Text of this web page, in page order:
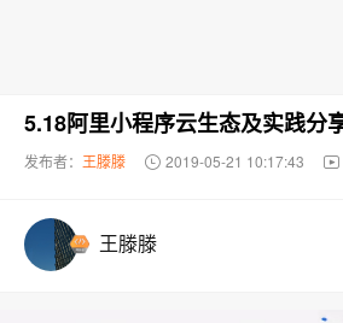
发布者： 王滕滕 2019-05-21 10:17:43
王滕滕